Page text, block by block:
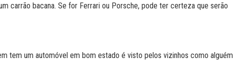
carrão bacana. Se for Ferrari ou Porsche, pode ter certeza que serão
tem um automóvel em bom estado é visto pelos vizinhos como alguém